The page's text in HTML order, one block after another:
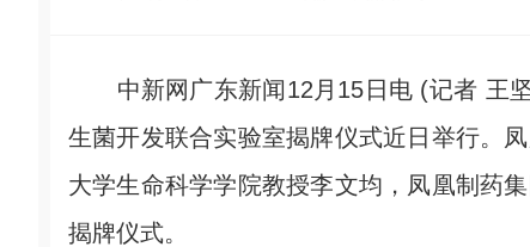
中新网广东新闻12月15日电 (记者 王坚
生菌开发联合实验室揭牌仪式近日举行。
大学生命科学学院教授李文均，凤凰制药
揭牌仪式。